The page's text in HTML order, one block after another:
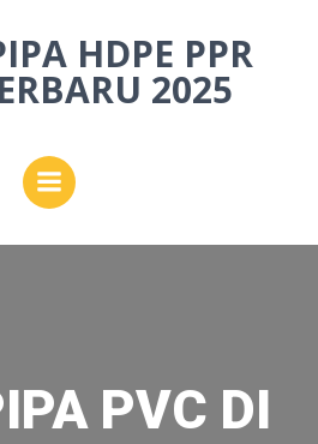
to
content
HDPE PPR
2025
PVC DI